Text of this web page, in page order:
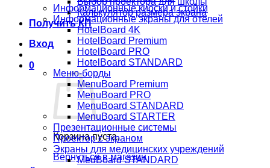
Калькулятор размера экрана
Получить КП
Вход
0
Корзина пуста.
Вернуться в магазин
Информационные киоски и стойки
Информационные экраны для отелей
HotelBoard 4K
HotelBoard Premium
HotelBoard PRO
HotelBoard STANDARD
Меню-борды
MenuBoard Premium
MenuBoard PRO
MenuBoard STANDARD
MenuBoard STARTER
Презентационные системы
Проектор с экраном
Экраны для медицинских учреждений
MedBoard STANDARD